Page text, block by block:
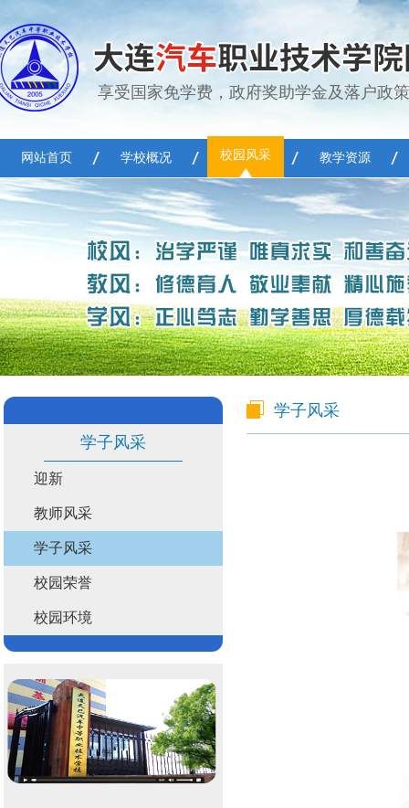
享受国家免学费，政府奖助学金及落户政
网站首页 学校概况 校园风采 教学资源
学子风采
迎新
教师风采
学子风采
校园荣誉
校园环境
学子风采